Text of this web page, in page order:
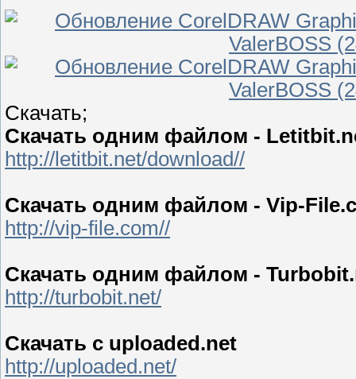
Скачать;
Скачать одним файлом -
http://letitbit.net/download//
Скачать одним файлом - Vip-
http://vip-file.com//
Скачать одним файлом -
http://turbobit.net/
Скачать с uploaded.net
http://uploaded.net/